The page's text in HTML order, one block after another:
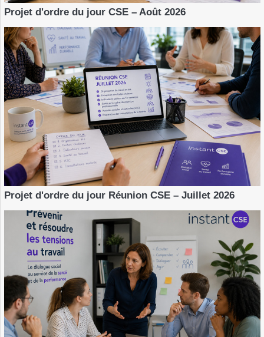
Projet d'ordre du jour CSE – Août 2026
Projet d'ordre du jour Réunion CSE – Juillet 2026